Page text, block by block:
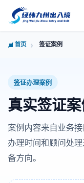
首页 签证案例
签证办理案例
真实签证
案例内容来自业务
办理时间和顾问处
备方向。